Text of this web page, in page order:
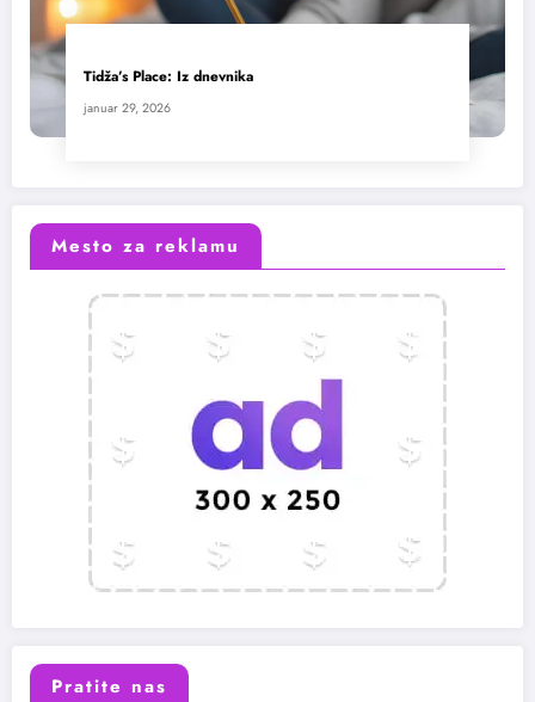
Tidža’s Place: Iz dnevnika
januar 29, 2026
Mesto za reklamu
Pratite nas